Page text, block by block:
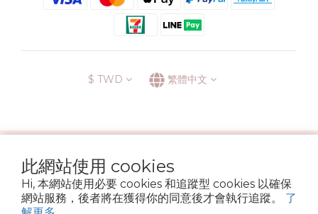
此網站使用 cookies
Hi, 本網站使用必要 cookies 和追蹤型 cookies 以確保
網站服務，後者將在獲得你的同意後才會執行追蹤。 了
$ TWD 繁體中文
運送方式
退換貨政策 條款與細則
Copyright © 2022 6street. All rights reserved.
營業登記名稱 六街生活文具房 72314705